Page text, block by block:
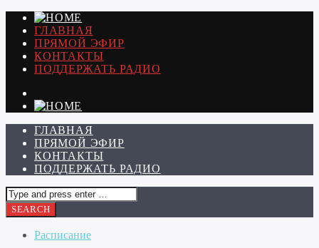
ГЛАВНАЯ
ПРЯМОЙ ЭФИР
КОНТАКТЫ
ПОДДЕРЖАТЬ РАДИО
ГЛАВНАЯ
ПРЯМОЙ ЭФИР
КОНТАКТЫ
ПОДДЕРЖАТЬ РАДИО
Расписание